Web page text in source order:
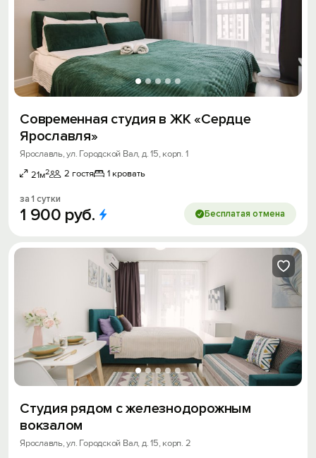
Современная студия в ЖК «Сердце
Ярославля»
Ярославль, ул. Городской Вал, д. 15, корп. 1
21м2 2 гостя 1 кровать
за 1 сутки
1 900 руб. Бесплатая отмена
Студия рядом с железнодорожным
вокзалом
Ярославль, ул. Городской Вал, д. 15, корп. 2